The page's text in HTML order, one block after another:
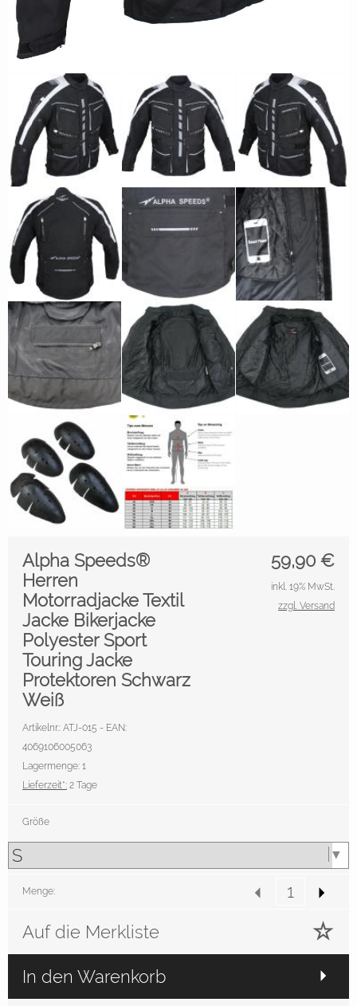
59,90 €
Alpha Speeds®
Herren
Motorradjacke Textil
Jacke Bikerjacke
Polyester Sport
Touring Jacke
Protektoren Schwarz
Weiß
Artikelnr.: ATJ-015 - EAN:
4069106005063
Lagermenge: 1
Lieferzeit*: 2 Tage
inkl. 19% MwSt.
zzgl. Versand
Größe
Menge:
Auf die Merkliste
In den Warenkorb